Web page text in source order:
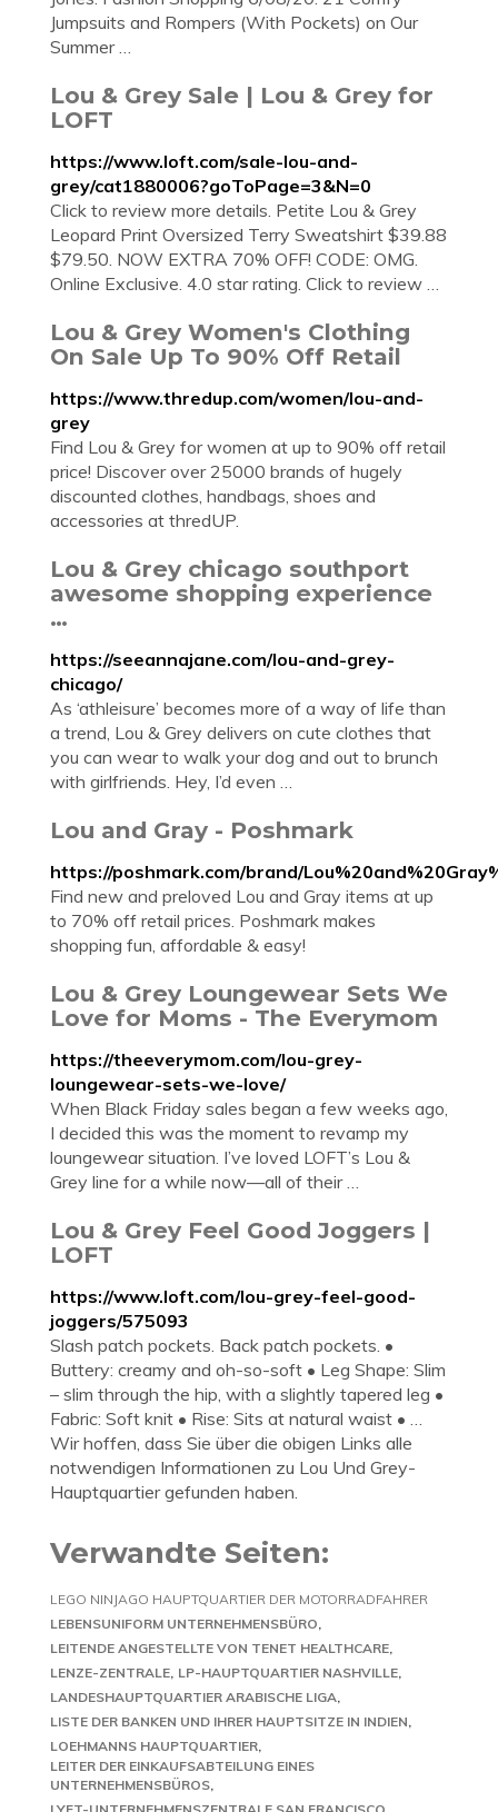
Jumpsuits and Rompers (With Pockets) on Our
Summer …
Lou & Grey Sale | Lou & Grey for
LOFT
https://www.loft.com/sale-lou-and-
grey/cat1880006?goToPage=3&N=0
Click to review more details. Petite Lou & Grey
Leopard Print Oversized Terry Sweatshirt $39.88
$79.50. NOW EXTRA 70% OFF! CODE: OMG.
Online Exclusive. 4.0 star rating. Click to review …
Lou & Grey Women's Clothing
On Sale Up To 90% Off Retail
https://www.thredup.com/women/lou-and-
grey
Find Lou & Grey for women at up to 90% off retail
price! Discover over 25000 brands of hugely
discounted clothes, handbags, shoes and
accessories at thredUP.
Lou & Grey chicago southport
awesome shopping experience
…
https://seeannajane.com/lou-and-grey-
chicago/
As ‘athleisure’ becomes more of a way of life than
a trend, Lou & Grey delivers on cute clothes that
you can wear to walk your dog and out to brunch
with girlfriends. Hey, I’d even …
Lou and Gray - Poshmark
https://poshmark.com/brand/
Find new and preloved Lou and Gray items at up
to 70% off retail prices. Poshmark makes
shopping fun, affordable & easy!
Lou & Grey Loungewear Sets We
Love for Moms - The Everymom
https://theeverymom.com/lou-grey-
loungewear-sets-we-love/
When Black Friday sales began a few weeks ago,
I decided this was the moment to revamp my
loungewear situation. I’ve loved LOFT’s Lou &
Grey line for a while now—all of their …
Lou & Grey Feel Good Joggers |
LOFT
https://www.loft.com/lou-grey-feel-good-
joggers/575093
Slash patch pockets. Back patch pockets. •
Buttery: creamy and oh-so-soft • Leg Shape: Slim
– slim through the hip, with a slightly tapered leg •
Fabric: Soft knit • Rise: Sits at natural waist • …
Wir hoffen, dass Sie über die obigen Links alle
notwendigen Informationen zu Lou Und Grey-
Hauptquartier gefunden haben.
Verwandte Seiten:
LEGO NINJAGO HAUPTQUARTIER DER MOTORRADFAHRER
LEBENSUNIFORM UNTERNEHMENSBÜRO
LEITENDE ANGESTELLTE VON TENET HEALTHCARE
LENZE-ZENTRALE LP-HAUPTQUARTIER NASHVILLE
LANDESHAUPTQUARTIER ARABISCHE LIGA
LISTE DER BANKEN UND IHRER HAUPTSITZE IN INDIEN
LOEHMANNS HAUPTQUARTIER
LEITER DER EINKAUFSABTEILUNG EINES
UNTERNEHMENSBÜROS